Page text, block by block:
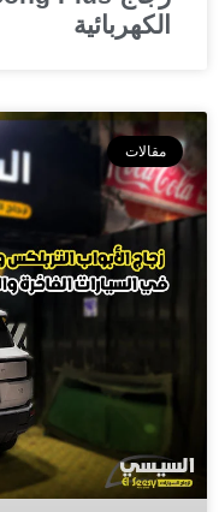
الكهربائية
مقالات